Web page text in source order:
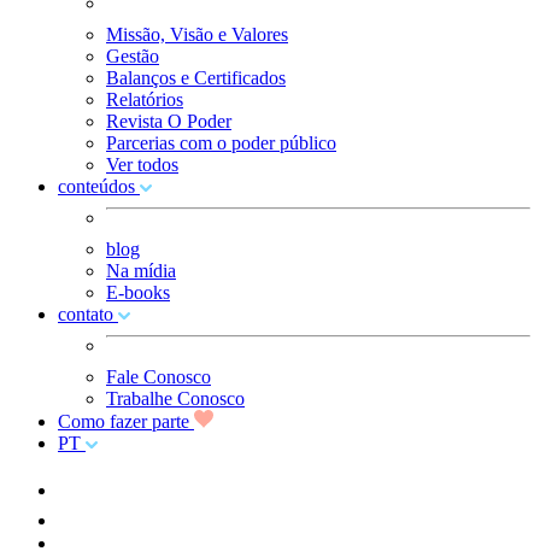
Missão, Visão e Valores
Gestão
Balanços e Certificados
Relatórios
Revista O Poder
Parcerias com o poder público
Ver todos
conteúdos
blog
Na mídia
E-books
contato
Fale Conosco
Trabalhe Conosco
Como fazer parte
PT